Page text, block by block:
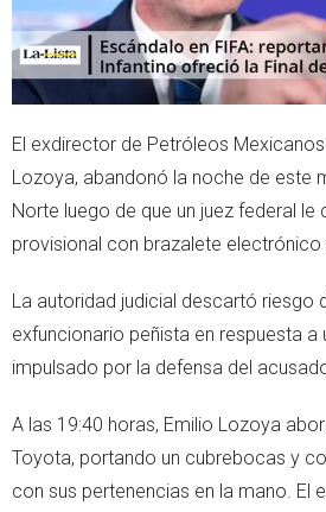
El exdirector de Petróleos
Lozoya, abandonó la noche de este
Norte luego de que un juez federal le
provisional con brazalete
La autoridad judicial descartó riesgo
exfuncionario peñista en respuesta a
impulsado por la defensa del
A las 19:40 horas, Emilio Lozoya
Toyota, portando un cubrebocas y
con sus pertenencias en la mano. El